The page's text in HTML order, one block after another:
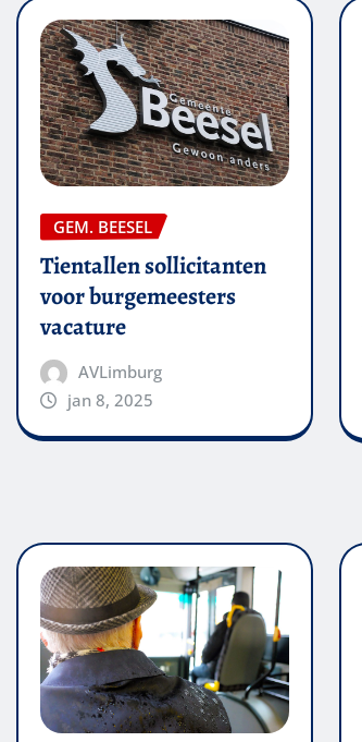
GEM. BEESEL
Tientallen sollicitanten
voor burgemeesters
vacature
AVLimburg
jan 8, 2025